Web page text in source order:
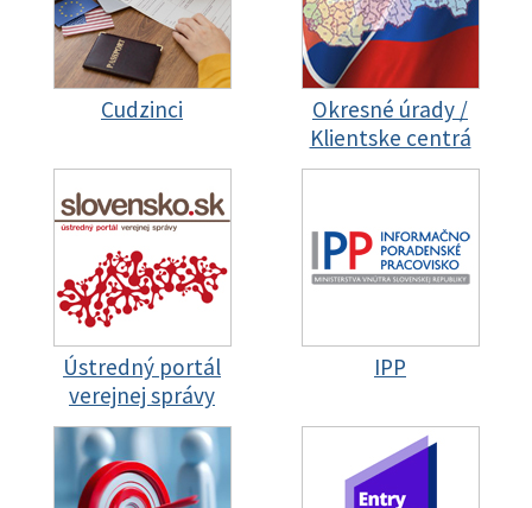
Cudzinci
Okresné úrady /
Klientske centrá
Ústredný portál
verejnej správy
IPP